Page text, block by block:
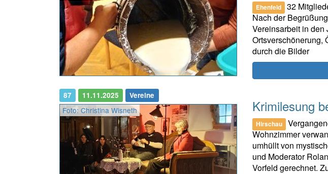
Ehenfeld
32
Nach der
Vereinsarbeit in den
Ortsverschönerung,
durch die Bilder
87 11.11.2025 Vereine
Foto: Christina Wisneth Krimilesung
Hirschau
Wohnzimmer
umhüllt von
und Moderator
Vorfeld gerechnet.